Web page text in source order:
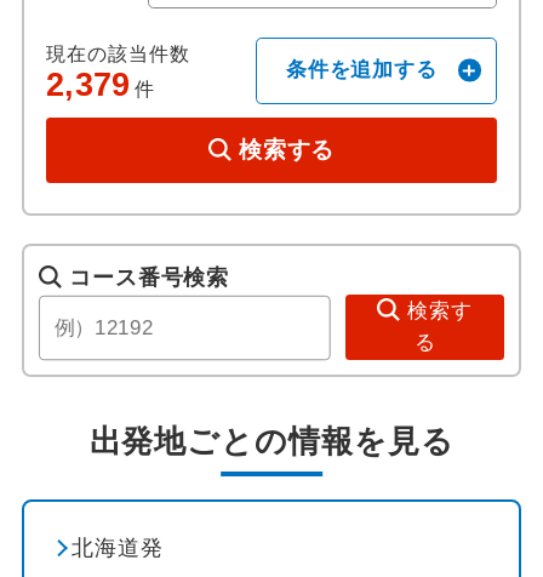
現在の該当件数
2,379 件
条件を追加する
検索する
ニセコ東山
ニセコひらふ
ルスツ
千歳
道南エリア
函館
湯の川温泉
大沼国定公園・七飯・鹿部
歴史
寺社・札所めぐり
音楽・コンサート
祭り・ショー
美術館・博物館
花火
イルミネーション
花 / 自然 / 温泉
コース番号検索
検索す
る
出発地ごとの情報を見る
北海道発